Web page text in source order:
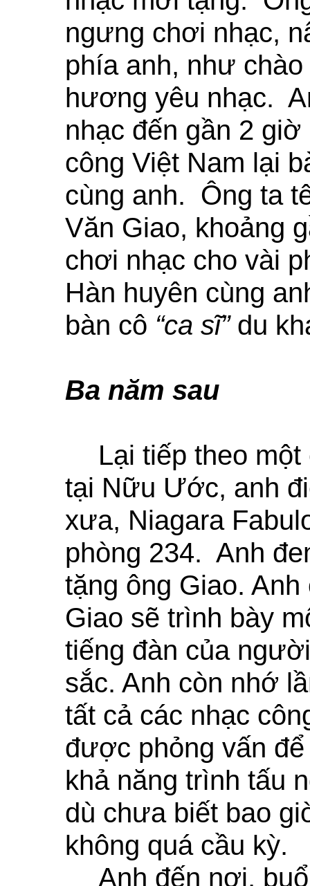
ngưng chơi nhạc,
phía anh, như
hương yêu nhạc.
nhạc đến gần 2
công Việt Nam lại
cùng anh. Ông ta
Văn Giao, khoảng
chơi nhạc cho vài
Hàn huyên cùng
bàn cô “ca sĩ”du
Ba năm sau
Lại tiếp theo
tại Nữu Ước, anh
xưa, Niagara
phòng 234. Anh
tặng ông Giao.
Giao sẽ trình bày
tiếng đàn của
sắc. Anh còn nhớ
tất cả các nhạc
được phỏng vấn
khả năng trình tấu
dù chưa biết bao
không quá cầu kỳ.
Anh đến nơi,